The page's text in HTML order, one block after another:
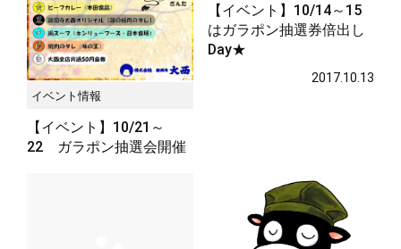
しゃぶしゃぶ コマ切れミンチ ローストビーフ
焼豚など（豚肉の加工
品）
牛丼など（牛肉の加工
カレー・コロッケ・ハン
タレ類
贈り物・ギフト
イベント情報
【イベント】10/21～
22 ガラポン抽選会開催
【イベント】10/14～15
はガラポン抽選券倍出し
Day★
2017.10.13